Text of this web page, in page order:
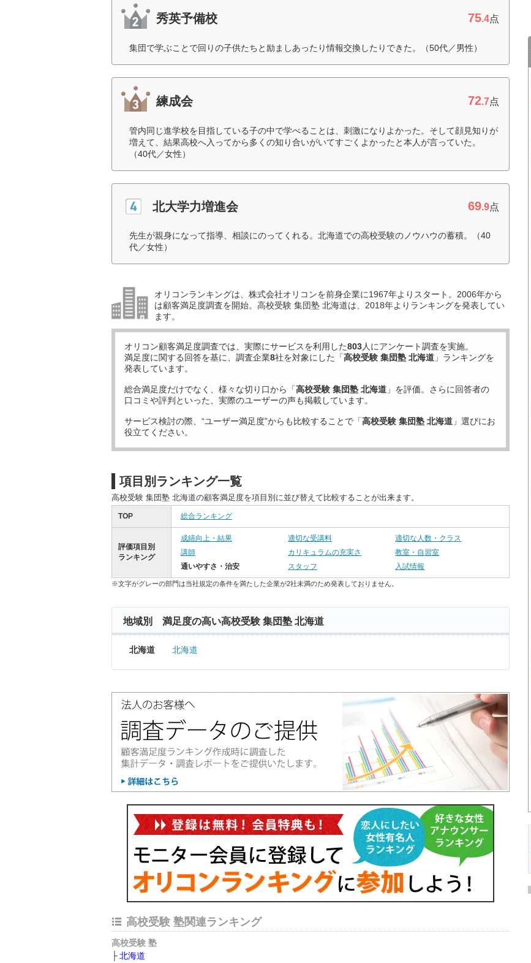
秀英予備校 75.4点
集団で学ぶことで回りの子供たちと励ましあったり情報交換したりできた。（50代／男性）
練成会 72.7点
管内同じ進学校を目指している子の中で学べることは、刺激になりよかった。そして顔見知りが
増えて、結果高校へ入ってから多くの知り合いがいてすごくよかったと本人が言っていた。
（40代／女性）
北大学力増進会 69.9点
先生が親身になって指導、相談にのってくれる。北海道での高校受験のノウハウの蓄積。（40
代／女性）
オリコンランキングは、株式会社オリコンを前身企業に1967年よりスタート。2006年から
は顧客満足度調査を開始。高校受験 集団塾 北海道は、2018年よりランキングを発表してい
ます。
オリコン顧客満足度調査では、実際にサービスを利用した803人にアンケート調査を実施。
満足度に関する回答を基に、調査企業8社を対象にした「高校受験 集団塾 北海道 」ランキングを
発表しています。
総合満足度だけでなく、様々な切り口から「高校受験 集団塾 北海道 」を評価。さらに回答者の
口コミや評判といった、実際のユーザーの声も掲載しています。
サービス検討の際、“ユーザー満足度”からも比較することで「高校受験 集団塾 北海道 」選びにお
役立てください。
項目別ランキング一覧
高校受験 集団塾 北海道の顧客満足度を項目別に並び替えて比較することが出来ます。
TOP 総合ランキング
評価項目別
ランキング
成績向上・結果 適切な受講料
適切な人数・クラス
講師
カリキュラムの充実さ
教室・自習室
通いやすさ・治安
スタッフ 入試情報
※文字がグレーの部門は当社規定の条件を満たした企業が2社未満のため発表しておりません。
地域別 満足度の高い高校受験 集団塾 北海道
北海道 北海道
高校受験 塾関連ランキング
高校受験 塾
北海道